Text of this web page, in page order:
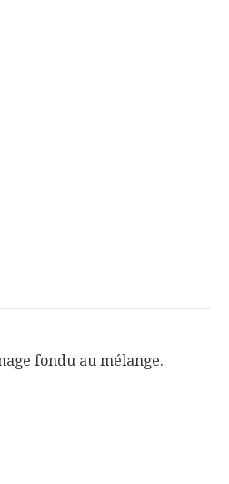
fondu au mélange.